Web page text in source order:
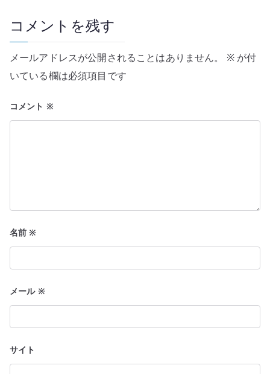
ー
シ
ョ
ン
コメントを残す
メールアドレスが公開されることはありません。 ※が付
いている欄は必須項目です
コメント ※
名前※
メール ※
サイト